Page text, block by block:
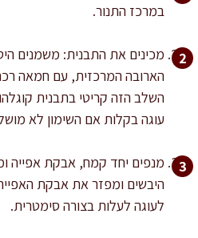
במרכז התנור.
מכינים את התבנית: משמנים
הארובה המרכזית, עם חמאה
השלב הזה קריטי בתבנית
עוגה בקלות אם השימון לא
מנפים יחד קמח, אבקת אפייה
היבשים ומפזר את אבקת
לעוגה לעלות בצורה סימטרית.